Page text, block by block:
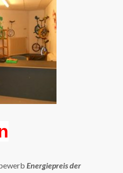
Energiepreis der